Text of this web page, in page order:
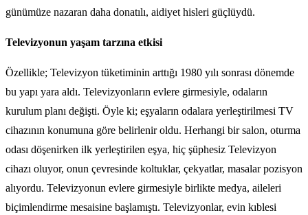
günümüze nazaran daha donatılı, aidiyet hisleri güçlüydü.
Televizyonun yaşam tarzına etkisi
Özellikle; Televizyon tüketiminin arttığı 1980 yılı sonrası dönemde
bu yapı yara aldı. Televizyonların evlere girmesiyle, odaların
kurulum planı değişti. Öyle ki; eşyaların odalara yerleştirilmesi TV
cihazının konumuna göre belirlenir oldu. Herhangi bir salon, oturma
odası döşenirken ilk yerleştirilen eşya, hiç şüphesiz Televizyon
cihazı oluyor, onun çevresinde koltuklar, çekyatlar, masalar pozisyon
alıyordu. Televizyonun evlere girmesiyle birlikte medya, aileleri
biçimlendirme mesaisine başlamıştı. Televizyonlar, evin kıblesi